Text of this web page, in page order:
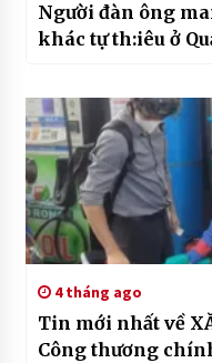
Người đàn ông
khác tự th:iêu ở
4 tháng ago
Tin mới nhất về
Công thương